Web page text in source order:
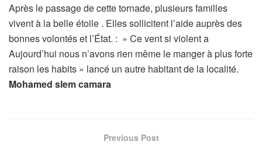
Après le passage de cette tornade, plusieurs familles
vivent à la belle étoile . Elles sollicitent l’aide auprès des
bonnes volontés et l’État. : » Ce vent si violent a
Aujourd’hui nous n’avons rien même le manger à plus forte
raison les habits » lancé un autre habitant de la localité.
Mohamed slem camara
Previous Post